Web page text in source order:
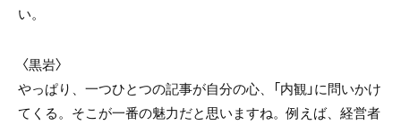
い。
〈黒岩〉
やっぱり、一つひとつの記事が自分の心、「内観」に問いかけ
てくる。そこが一番の魅力だと思いますね。例えば、経営者